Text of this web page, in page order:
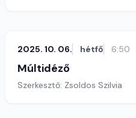
2025. 10. 06. hétfő 6:50
Múltidéző
Szerkesztő: Zsoldos Szilvia